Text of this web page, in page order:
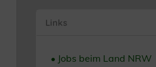
Links
• Jobs beim Land NRW